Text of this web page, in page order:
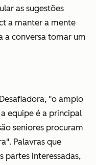
as sugestões
a manter a mente
a conversa tomar um
, "o amplo
equipe é a principal
seniores procuram
Palavras que
partes interessadas,